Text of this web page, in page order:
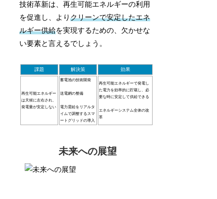
技術革新は、再生可能エネルギーの利用
を促進し、よりクリーンで安定したエネ
ルギー供給を実現するための、欠かせな
い要素と言えるでしょう。
課題 解決策 効果
再生可能エネルギー
は天候に左右され、
発電量が安定しない
蓄電池の技術開発
送電網の整備
電力需給をリアルタ
イムで調整するスマ
ートグリッドの導入
再生可能エネルギーで発電し
た電力を効率的に貯蔵し、必
要な時に安定して供給できる
エネルギーシステム全体の改
革
未来への展望